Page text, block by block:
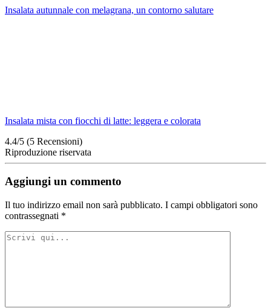
Insalata autunnale con melagrana, un contorno salutare
Insalata mista con fiocchi di latte: leggera e colorata
4.4/5 (5 Recensioni)
Riproduzione riservata
Aggiungi un commento
Il tuo indirizzo email non sarà pubblicato. I campi obbligatori sono
contrassegnati *